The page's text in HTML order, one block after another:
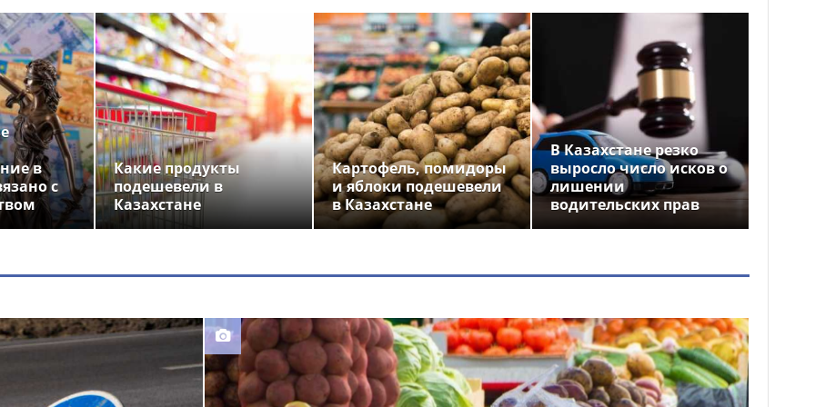
в
с
Какие продукты
подешевели в
Казахстане
Картофель, помидоры
и яблоки подешевели
в Казахстане
В Казахстане резко
выросло число исков о
лишении
водительских прав